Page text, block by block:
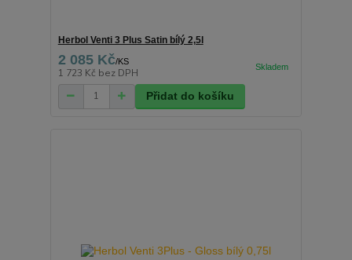
Herbol Venti 3 Plus Satin bílý 2,5l
2 085 Kč/KS
1 723 Kč bez DPH
Přidat do košíku